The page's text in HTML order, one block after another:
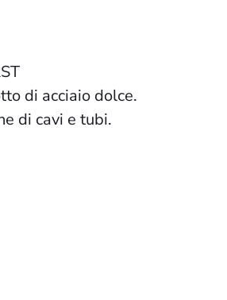
di acciaio dolce.
di cavi e tubi.